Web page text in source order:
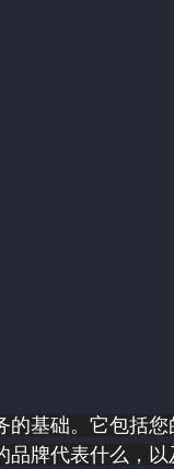
基础。它包括
品牌代表什么，